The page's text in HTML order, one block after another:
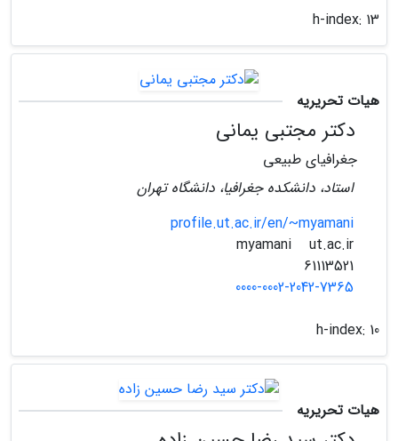
h-index: 13
هیات تحریریه
دکتر مجتبی یمانی
جغرافیای طبیعی
استاد، دانشکده جغرافیا، دانشگاه تهران
profile.ut.ac.ir/en/~myamani
ut.ac.ir
0000-0002-2042-7365
h-index: 10
هیات تحریریه